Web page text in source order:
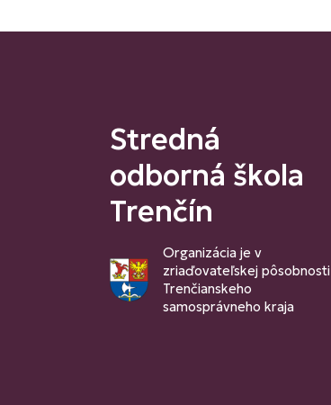
Stredná
odborná škola
Trenčín
Organizácia je v
zriaďovateľskej pôsobnosti
Trenčianskeho
samosprávneho kraja